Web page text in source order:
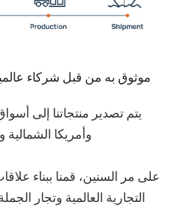
موثوق به من قبل شركاء
يتم تصدير منتجاتنا إلى
وأمريكا الشمالية
على مر السنين، قمنا ببناء
التجارية العالمية وتجار